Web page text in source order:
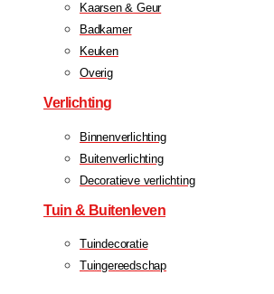
Kaarsen & Geur
Badkamer
Keuken
Overig
Verlichting
Binnenverlichting
Buitenverlichting
Decoratieve verlichting
Tuin & Buitenleven
Tuindecoratie
Tuingereedschap